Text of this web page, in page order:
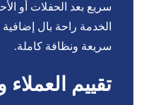
سريع بعد الحفلات أو
الخدمة راحة بال
سريعة ونظافة كاملة.
تقييم